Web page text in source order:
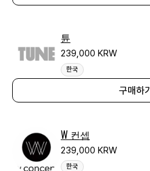
튠
239,000 KRW
한국
구매하기
W 컨셉
239,000 KRW
한국